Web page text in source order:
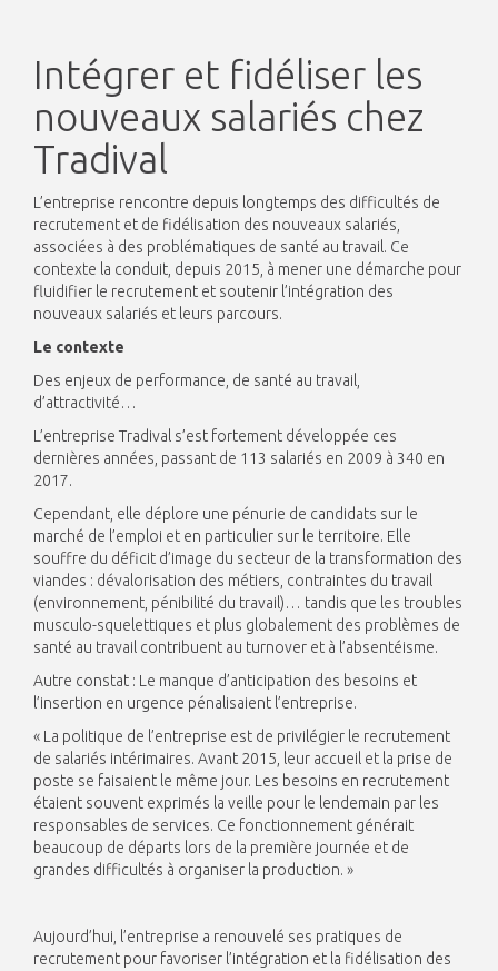
Intégrer et fidéliser les
nouveaux salariés chez
Tradival
L’entreprise rencontre depuis longtemps des difficultés de
recrutement et de fidélisation des nouveaux salariés,
associées à des problématiques de santé au travail. Ce
contexte la conduit, depuis 2015, à mener une démarche pour
fluidifier le recrutement et soutenir l’intégration des
nouveaux salariés et leurs parcours.
Le contexte
Des enjeux de performance, de santé au travail,
d’attractivité…
L’entreprise Tradival s’est fortement développée ces
dernières années, passant de 113 salariés en 2009 à 340 en
2017.
Cependant, elle déplore une pénurie de candidats sur le
marché de l’emploi et en particulier sur le territoire. Elle
souffre du déficit d’image du secteur de la transformation des
viandes : dévalorisation des métiers, contraintes du travail
(environnement, pénibilité du travail)… tandis que les troubles
musculo-squelettiques et plus globalement des problèmes de
santé au travail contribuent au turnover et à l’absentéisme.
Autre constat : Le manque d’anticipation des besoins et
l’insertion en urgence pénalisaient l’entreprise.
« La politique de l’entreprise est de privilégier le recrutement
de salariés intérimaires. Avant 2015, leur accueil et la prise de
poste se faisaient le même jour. Les besoins en recrutement
étaient souvent exprimés la veille pour le lendemain par les
responsables de services. Ce fonctionnement générait
beaucoup de départs lors de la première journée et de
grandes difficultés à organiser la production. »
Aujourd’hui, l’entreprise a renouvelé ses pratiques de
recrutement pour favoriser l’intégration et la fidélisation des